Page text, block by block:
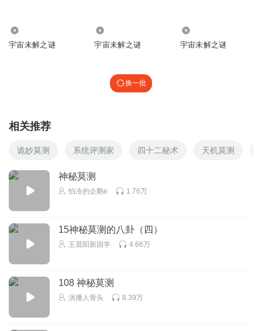
宇宙未解之谜 宇宙未解之谜 宇宙未解之谜
换一批
相关推荐
诡妙莫测 系统评测家 四十二秘术 天机莫测
神秘莫测
怕冷的企鹅e 1.76万
15神秘莫测的八卦（四）
王晨阳新国学 4.66万
108 神秘莫测
演播人骨头 8.39万